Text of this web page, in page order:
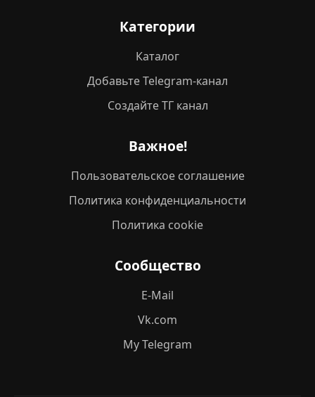
Категории
Каталог
Добавьте Telegram-канал
Создайте ТГ канал
Важное!
Пользовательское соглашение
Политика конфиденциальности
Политика cookie
Сообщество
E-Mail
Vk.com
My Telegram